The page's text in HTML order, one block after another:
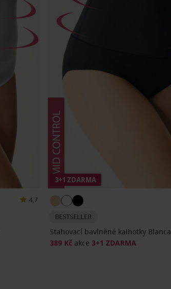
4,7
3+1 ZDARMA
BESTSELLER
Stahovací bavlněné kalhotky Blanca
389 Kč akce 3+1 ZDARMA